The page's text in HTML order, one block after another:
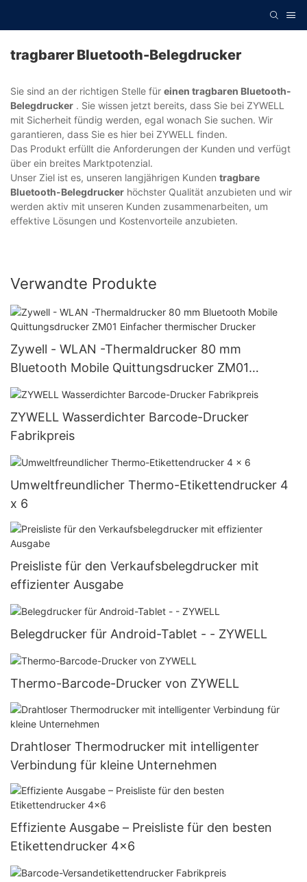
tragbarer Bluetooth-Belegdrucker
Sie sind an der richtigen Stelle für einen tragbaren Bluetooth-
Belegdrucker . Sie wissen jetzt bereits, dass Sie bei ZYWELL
mit Sicherheit fündig werden, egal wonach Sie suchen. Wir
garantieren, dass Sie es hier bei ZYWELL finden.
Das Produkt erfüllt die Anforderungen der Kunden und verfügt
über ein breites Marktpotenzial.
Unser Ziel ist es, unseren langjährigen Kunden tragbare
Bluetooth-Belegdrucker höchster Qualität anzubieten und wir
werden aktiv mit unseren Kunden zusammenarbeiten, um
effektive Lösungen und Kostenvorteile anzubieten.
Verwandte Produkte
Zywell - WLAN -Thermaldrucker 80 mm
Bluetooth Mobile Quittungsdrucker ZM01
Einfacher thermischer Drucker
ZYWELL Wasserdichter Barcode-Drucker
Fabrikpreis
Umweltfreundlicher Thermo-Etikettendrucker 4
x 6
Preisliste für den Verkaufsbelegdrucker mit
effizienter Ausgabe
Belegdrucker für Android-Tablet - - ZYWELL
Thermo-Barcode-Drucker von ZYWELL
Drahtloser Thermodrucker mit intelligenter
Verbindung für kleine Unternehmen
Effiziente Ausgabe – Preisliste für den besten
Etikettendrucker 4x6